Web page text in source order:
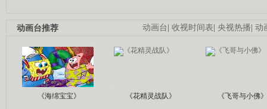
动画台| 收视时间表| 央视热播| 动
动画台推荐
《海绵宝宝》 《花精灵战队》 《飞哥与小佛》